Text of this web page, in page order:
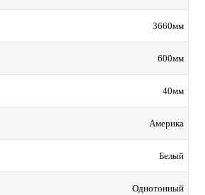
3660мм
600мм
40мм
Америка
Белый
Однотонный